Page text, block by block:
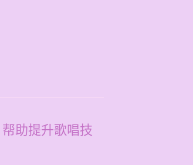
助提升歌唱技